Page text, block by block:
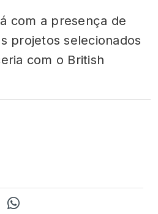
com a presença de
projetos selecionados
com o British